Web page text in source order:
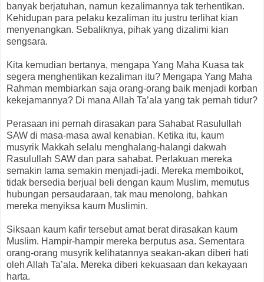
banyak berjatuhan, namun kezalimannya tak terhentikan.
Kehidupan para pelaku kezaliman itu justru terlihat kian
menyenangkan. Sebaliknya, pihak yang dizalimi kian
sengsara.
Kita kemudian bertanya, mengapa Yang Maha Kuasa tak
segera menghentikan kezaliman itu? Mengapa Yang Maha
Rahman membiarkan saja orang-orang baik menjadi korban
kekejamannya? Di mana Allah Ta’ala yang tak pernah tidur?
Perasaan ini pernah dirasakan para Sahabat Rasulullah
SAW di masa-masa awal kenabian. Ketika itu, kaum
musyrik Makkah selalu menghalang-halangi dakwah
Rasulullah SAW dan para sahabat. Perlakuan mereka
semakin lama semakin menjadi-jadi. Mereka memboikot,
tidak bersedia berjual beli dengan kaum Muslim, memutus
hubungan persaudaraan, tak mau menolong, bahkan
mereka menyiksa kaum Muslimin.
Siksaan kaum kafir tersebut amat berat dirasakan kaum
Muslim. Hampir-hampir mereka berputus asa. Sementara
orang-orang musyrik kelihatannya seakan-akan diberi hati
oleh Allah Ta’ala. Mereka diberi kekuasaan dan kekayaan
harta.